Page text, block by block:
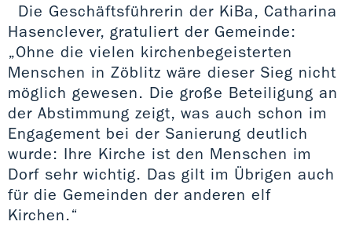
Die Geschäftsführerin der KiBa, Catharina
Hasenclever, gratuliert der Gemeinde:
„Ohne die vielen kirchenbegeisterten
Menschen in Zöblitz wäre dieser Sieg nicht
möglich gewesen. Die große Beteiligung an
der Abstimmung zeigt, was auch schon im
Engagement bei der Sanierung deutlich
wurde: Ihre Kirche ist den Menschen im
Dorf sehr wichtig. Das gilt im Übrigen auch
für die Gemeinden der anderen elf
Kirchen.“